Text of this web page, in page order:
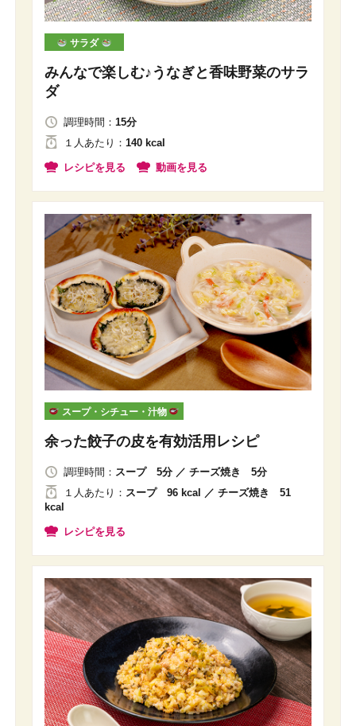
サラダ
みんなで楽しむ♪うなぎと香味野菜のサラ
ダ
調理時間： 15分
１人 あたり ： 140 kcal
レシピを見る 動画を見る
スープ・シチュー・汁物
余った餃子の皮を有効活用レシピ
調理時間： スープ 5分 ／ チーズ焼き 5分
１人あたり ： スープ 96 kcal ／ チーズ焼き 51
kcal
レシピを見る